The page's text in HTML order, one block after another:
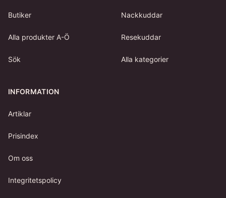
Butiker
Alla produkter A-Ö
Sök
Nackkuddar
Resekuddar
Alla kategorier
INFORMATION
Artiklar
Prisindex
Om oss
Integritetspolicy